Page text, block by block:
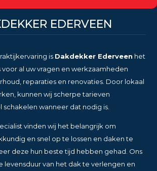
EDERVEEN
is Dakdekker Ederveen het
al uw vragen en werkzaamheden
reparaties en renovaties. Door lokaal
kunnen wij scherpe tarieven
schakelen wanneer dat nodig is.
vinden wij het belangrijk om
en snel op te lossen en daken te
deze hun beste tijd hebben gehad. Ons
levensduur van het dak te verlengen en